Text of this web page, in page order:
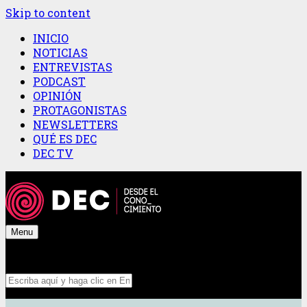
Skip to content
INICIO
NOTICIAS
ENTREVISTAS
PODCAST
OPINIÓN
PROTAGONISTAS
NEWSLETTERS
QUÉ ES DEC
DEC TV
Menu